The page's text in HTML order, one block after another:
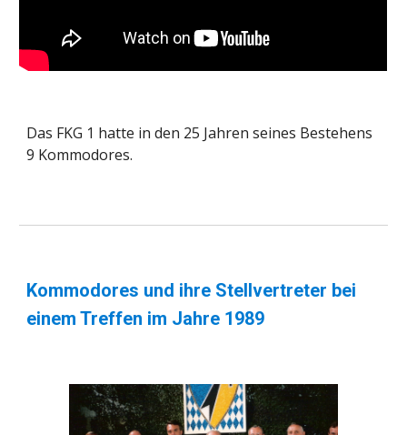
Das FKG 1 hatte in den 25 Jahren seines Bestehens
9 Kommodores.
Kommodores und ihre Stellvertreter bei
einem Treffen im Jahre 1989